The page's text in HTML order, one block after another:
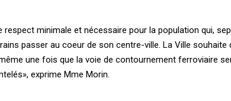
respect minimale et nécessaire pour la population qui,
passer au coeur de son centre-ville. La Ville
une fois que la voie de contournement ferroviaire
exprime Mme Morin.